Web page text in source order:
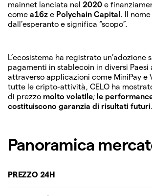
mainnet lanciata nel 2020 e
come a16z e Polychain Capital . Il
dall’esperanto e significa “scopo”.
L’ecosistema ha registrato un’adozione
pagamenti in stablecoin in diversi Paesi
attraverso applicazioni come MiniPay e
tutte le cripto-attività, CELO ha
di prezzo molto volatile; le
costituiscono garanzia di risultati futuri.
Panoramica
PREZZO 24H